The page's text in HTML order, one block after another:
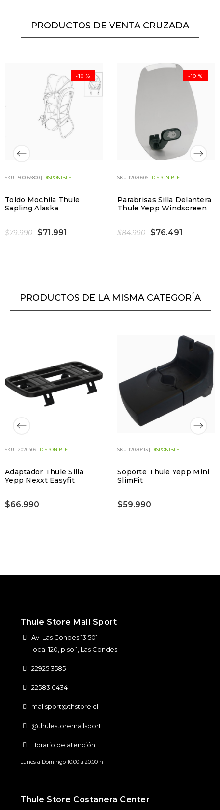
PRODUCTOS DE VENTA CRUZADA
SKU: 1500056800 | DISPONIBLE
Toldo Mochila Thule
Sapling Alaska
$79.990 $71.991
-10 %
SKU: 12020906 | DISPONIBLE
Parabrisas Silla Delantera
Thule Yepp Windscreen
$84.990 $76.491
-10 %
PRODUCTOS DE LA MISMA CATEGORÍA
SKU: 12020409 | DISPONIBLE
Adaptador Thule Silla
Yepp Nexxt Easyfit
$66.990
SKU: 12020413 | DISPONIBLE
Soporte Thule Yepp Mini
SlimFit
$59.990
Thule Store Mall Sport
Av. Las Condes 13.501
local 120, piso 1, Las Condes
22925 3585
22583 0434
mallsport@thstore.cl
@thulestoremallsport
Horario de atención
Lunes a Domingo 10:00 a 20:00 h
Thule Store Costanera Center